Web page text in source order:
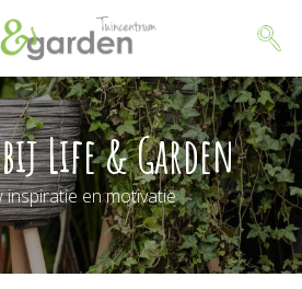
Life & Garden
inspiratie en motivatie